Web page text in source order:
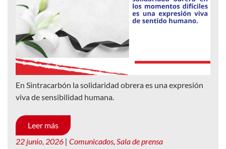
En Sintracarbón la solidaridad obrera es una expresión
viva de sensibilidad humana.
Leer más
22 junio, 2026 | Comunicados, Sala de prensa